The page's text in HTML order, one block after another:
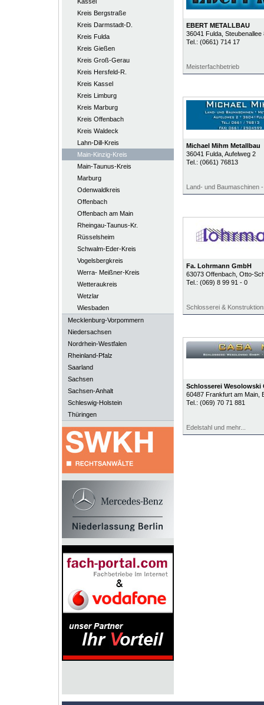
Kreis Bergstraße
Kreis Darmstadt-D.
Kreis Fulda
Kreis Gießen
Kreis Groß-Gerau
Kreis Hersfeld-R.
Kreis Kassel
Kreis Limburg
Kreis Marburg
Kreis Offenbach
Kreis Waldeck
Lahn-Dill-Kreis
Main-Kinzig-Kreis
Main-Taunus-Kreis
Marburg
Odenwaldkreis
Offenbach
Offenbach am Main
Rheingau-Taunus-Kr.
Rüsselsheim
Schwalm-Eder-Kreis
Vogelsbergkreis
Werra- Meißner-Kreis
Wetteraukreis
Wetzlar
Wiesbaden
Mecklenburg-Vorpommern
Niedersachsen
Nordrhein-Westfalen
Rheinland-Pfalz
Saarland
Sachsen
Sachsen-Anhalt
Schleswig-Holstein
Thüringen
EBERT METALLBAU
36041 Fulda, Steubenallee
Tel.: (0661) 714 17
Meisterfachbetrieb
Michael Mihm Metallbau
36041 Fulda, Aufelweg 2
Tel.: (0661) 76813
Land- und Baumaschinen
Fa. Lohrmann GmbH
63073 Offenbach, Otto-
Tel.: (069) 8 99 91 - 0
Schlosserei &
Schlosserei Wesolowski
60487 Frankfurt am Main,
Tel.: (069) 70 71 881
Edelstahl und mehr...